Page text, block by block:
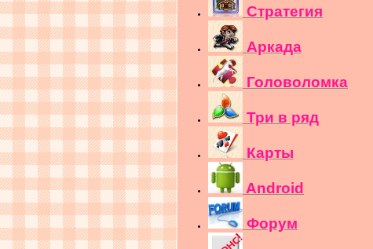
Стратегия
Аркада
Головоломка
Три в ряд
Карты
Android
Форум